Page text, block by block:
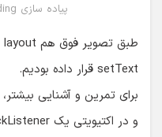
پیاده سازی View Binding در اکتیویتی
setText قرار داده بودیم.